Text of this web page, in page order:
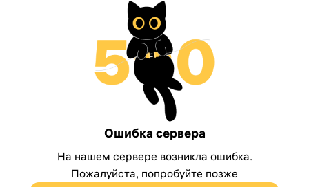
Ошибка сервера
На нашем сервере возникла ошибка.
Пожалуйста, попробуйте позже